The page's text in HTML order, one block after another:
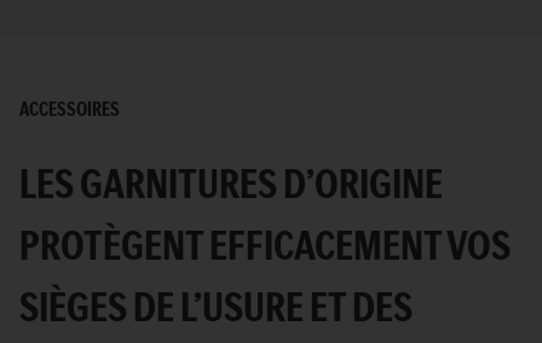
ACCESSOIRES
LES GARNITURES D’ORIGINE
PROTÈGENT EFFICACEMENT VOS
SIÈGES DE L’USURE ET DES